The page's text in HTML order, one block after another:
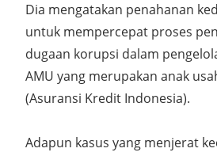
Dia mengatakan penahanan
untuk mempercepat proses
dugaan korupsi dalam
AMU yang merupakan anak
(Asuransi Kredit Indonesia).
Adapun kasus yang menjerat